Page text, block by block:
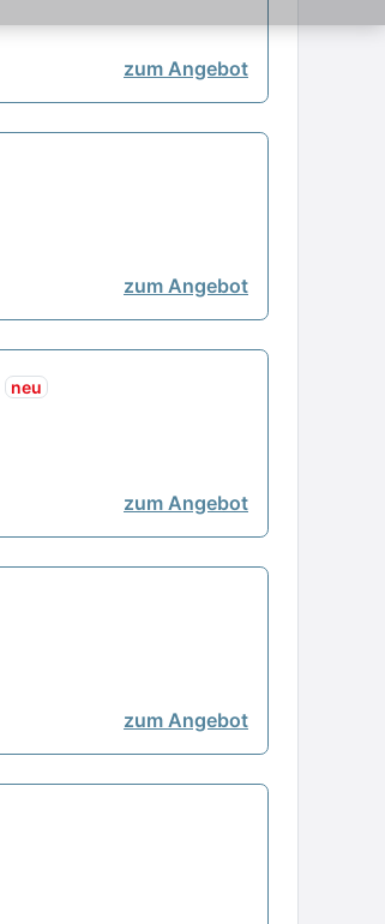
zum Angebot
zum Angebot
neu
zum Angebot
zum Angebot